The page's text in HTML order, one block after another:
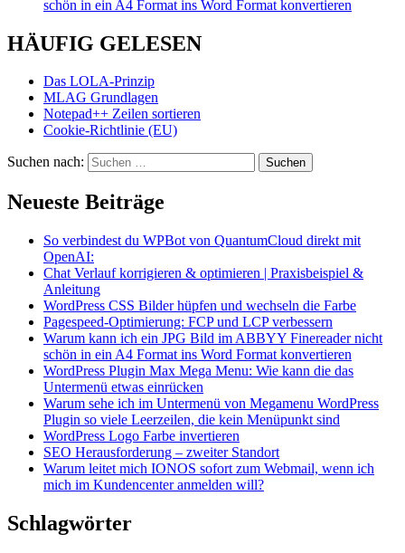
schön in ein A4 Format ins Word Format konvertieren
HÄUFIG GELESEN
Das LOLA-Prinzip
MLAG Grundlagen
Notepad++ Zeilen sortieren
Cookie-Richtlinie (EU)
Suchen nach:
Neueste Beiträge
So verbindest du WPBot von QuantumCloud direkt mit
OpenAI:
Chat Verlauf korrigieren & optimieren | Praxisbeispiel &
Anleitung
WordPress CSS Bilder hüpfen und wechseln die Farbe
Pagespeed-Optimierung: FCP und LCP verbessern
Warum kann ich ein JPG Bild im ABBYY Finereader nicht
schön in ein A4 Format ins Word Format konvertieren
WordPress Plugin Max Mega Menu: Wie kann die das
Untermenü etwas einrücken
Warum sehe ich im Untermenü von Megamenu WordPress
Plugin so viele Leerzeilen, die kein Menüpunkt sind
WordPress Logo Farbe invertieren
SEO Herausforderung – zweiter Standort
Warum leitet mich IONOS sofort zum Webmail, wenn ich
mich im Kundencenter anmelden will?
Schlagwörter